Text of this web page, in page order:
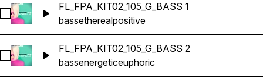
Sélectionnez FL_FPA_KIT02_105_G_BASS 1
FL_FPA_KIT02_105_G_BASS 1
bassetherealpositive
Sélectionnez FL_FPA_KIT02_105_G_BASS 2
FL_FPA_KIT02_105_G_BASS 2
bassenergeticeuphoric